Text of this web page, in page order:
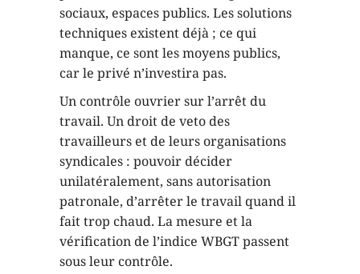
sociaux, espaces publics. Les solutions
techniques existent déjà ; ce qui
manque, ce sont les moyens publics,
car le privé n’investira pas.
Un contrôle ouvrier sur l’arrêt du
travail. Un droit de veto des
travailleurs et de leurs organisations
syndicales : pouvoir décider
unilatéralement, sans autorisation
patronale, d’arrêter le travail quand il
fait trop chaud. La mesure et la
vérification de l’indice WBGT passent
sous leur contrôle.